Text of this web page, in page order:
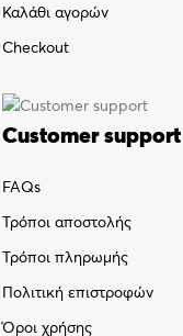
Καλάθι αγορών
Checkout
Customer support
FAQs
Τρόποι αποστολής
Τρόποι πληρωμής
Πολιτική επιστροφών
Όροι χρήσης